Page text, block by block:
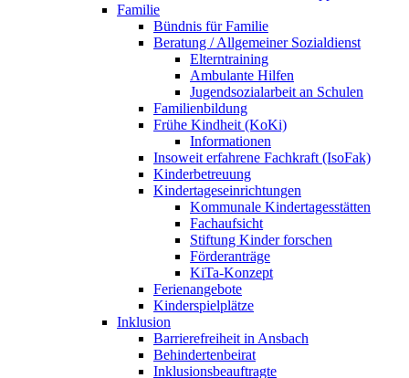
Familie
Bündnis für Familie
Beratung / Allgemeiner Sozialdienst
Elterntraining
Ambulante Hilfen
Jugendsozialarbeit an Schulen
Familienbildung
Frühe Kindheit (KoKi)
Informationen
Insoweit erfahrene Fachkraft (IsoFak)
Kinderbetreuung
Kindertageseinrichtungen
Kommunale Kindertagesstätten
Fachaufsicht
Stiftung Kinder forschen
Förderanträge
KiTa-Konzept
Ferienangebote
Kinderspielplätze
Inklusion
Barrierefreiheit in Ansbach
Behindertenbeirat
Inklusionsbeauftragte